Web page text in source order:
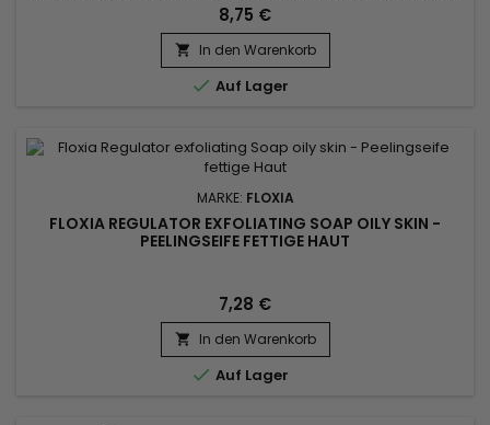
Die mit Sheabutter und Vitamin E angereicherte Ambi Black
Soap Cleansing Bar hilft, die Haut vor schädlichen
Umwelteinflüssen zu schützen, während sie ihren natürlichen
Glanz bewahrt und Feuchtigkeitsverlust vorbeugt. Die sanfte
Formel...
8,75 €
 In den Warenkorb
 Auf Lager
MARKE: FLOXIA
FLOXIA REGULATOR EXFOLIATING SOAP OILY SKIN -
PEELINGSEIFE FETTIGE HAUT
7,28 €
 In den Warenkorb
 Auf Lager